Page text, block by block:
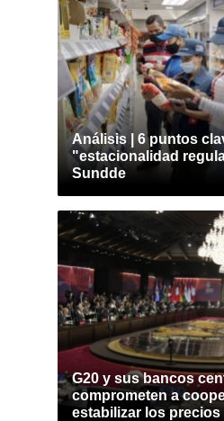
Análisis | 6 puntos
"estacionalidad
Sundde
G20 y sus bancos
comprometen a
estabilizar los precios